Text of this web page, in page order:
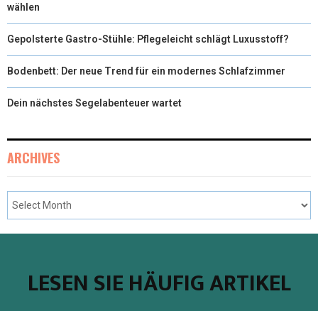
wählen
Gepolsterte Gastro-Stühle: Pflegeleicht schlägt Luxusstoff?
Bodenbett: Der neue Trend für ein modernes Schlafzimmer
Dein nächstes Segelabenteuer wartet
ARCHIVES
LESEN SIE HÄUFIG ARTIKEL